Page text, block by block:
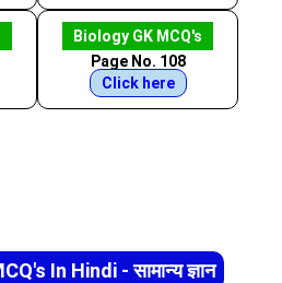
Biology GK MCQ's
Page No. 108
Click here
In Hindi - सामान्य ज्ञान